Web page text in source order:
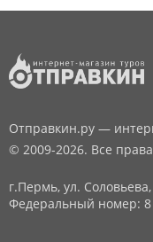
Отправкин.ру —
© 2009-2026. Все
г.Пермь, ул.
Федеральный номер: 8